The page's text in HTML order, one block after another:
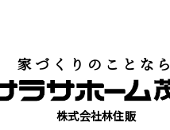
家づくりのことなら
株式会社林住販